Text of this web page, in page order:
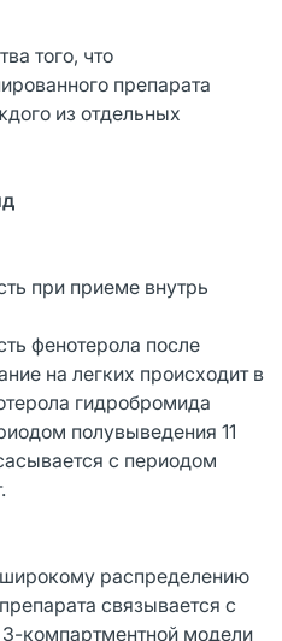
того, что
препарата
из отдельных
при приеме внутрь
фенотерола после
на легких происходит в
гидробромида
полувыведения 11
с периодом
распределению
связывается с
компартментной модели